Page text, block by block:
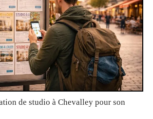
de studio à Chevalley pour son